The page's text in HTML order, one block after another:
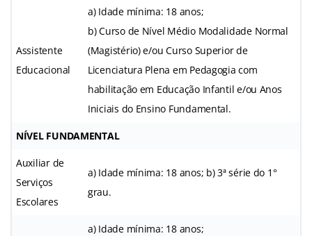
Assistente
Educacional
a) Idade mínima: 18 anos;
b) Curso de Nível Médio Modalidade Normal
(Magistério) e/ou Curso Superior de
Licenciatura Plena em Pedagogia com
habilitação em Educação Infantil e/ou Anos
Iniciais do Ensino Fundamental.
NÍVEL FUNDAMENTAL
Auxiliar de
Serviços
Escolares
a) Idade mínima: 18 anos; b) 3ª série do 1°
grau.
a) Idade mínima: 18 anos;